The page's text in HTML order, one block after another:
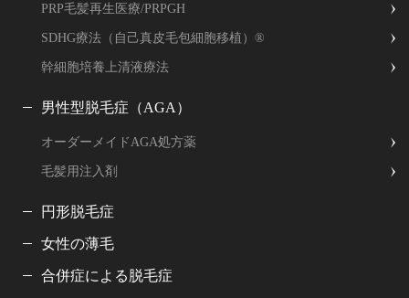
PRP毛髪再生医療/PRPGH
SDHG療法（自己真皮毛包細胞移植）®
幹細胞培養上清液療法
男性型脱毛症（AGA）
オーダーメイドAGA処方薬
毛髪用注入剤
円形脱毛症
女性の薄毛
合併症による脱毛症